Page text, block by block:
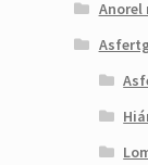
Anorel